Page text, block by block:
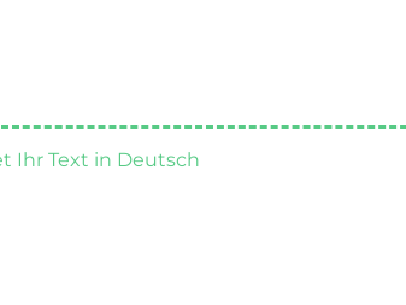
Ihr Text in Deutsch